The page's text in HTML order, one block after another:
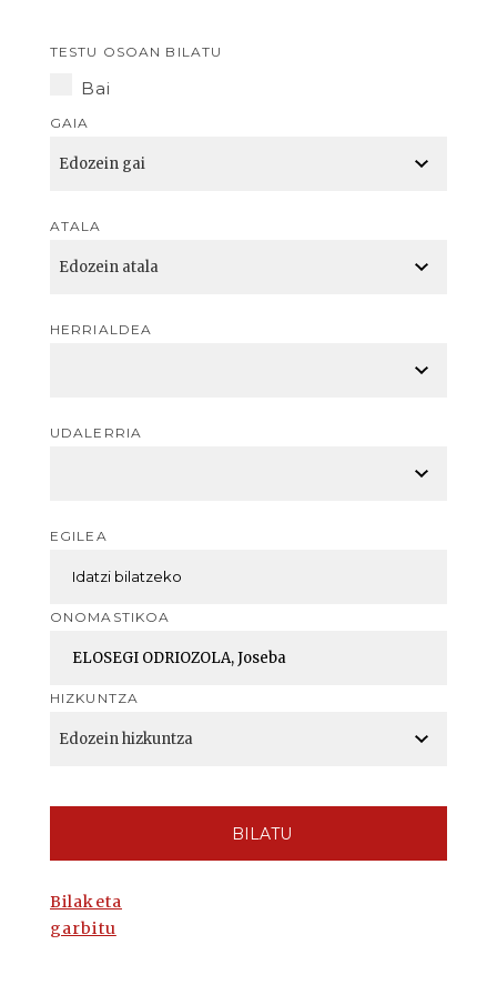
TESTU OSOAN BILATU
Bai
GAIA
ATALA
HERRIALDEA
UDALERRIA
EGILEA
ONOMASTIKOA
HIZKUNTZA
BILATU
Bilaketa
garbitu